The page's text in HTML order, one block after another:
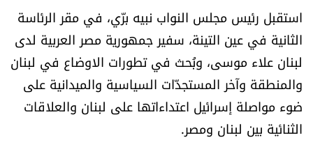
كتّابنا
تحت المجهر
آراء
اقتصاد
استقبل رئيس مجلس النواب نبيه برّي، في مقر الرئاسة
الثانية في عين التينة، سفير جمهورية مصر العربية لدى
لبنان علاء موسى، وبُحث في تطورات الاوضاع في لبنان
والمنطقة وآخر المستجدّات السياسية والميدانية على
ضوء مواصلة إسرائيل اعتداءاتها على لبنان والعلاقات
الثنائية بين لبنان ومصر.